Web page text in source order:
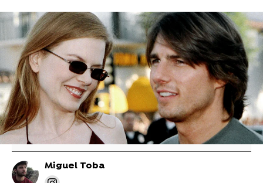
Foto: Gtres
Nicole Kidman sorprende al hablar de Tom
Cruise 23 años después de su polémico
divorcio
Miguel Toba